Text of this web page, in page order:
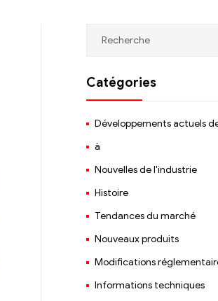
Catégories
Développements actuels
à
Nouvelles de l'industrie
Histoire
Tendances du marché
Nouveaux produits
Modifications
Informations techniques